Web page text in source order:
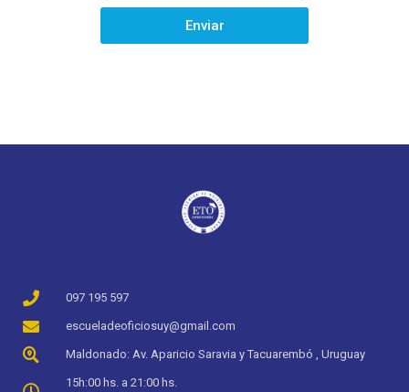
Enviar
097 195 597
escueladeoficiosuy@gmail.com
Maldonado: Av. Aparicio Saravia y Tacuarembó , Uruguay
15h:00 hs. a 21:00 hs.